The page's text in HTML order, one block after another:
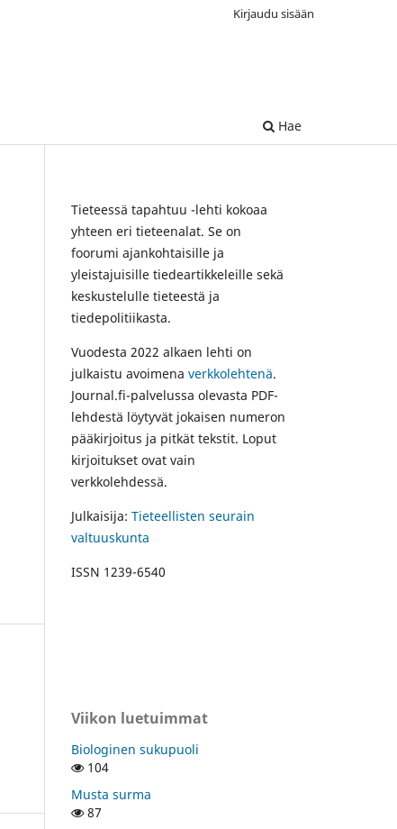
Hae
Kirjaudu sisään
Tieteessä tapahtuu -lehti kokoaa
yhteen eri tieteenalat. Se on
foorumi ajankohtaisille ja
yleistajuisille tiedeartikkeleille sekä
keskustelulle tieteestä ja
tiedepolitiikasta.
Vuodesta 2022 alkaen lehti on
julkaistu avoimena verkkolehtenä.
Journal.fi-palvelussa olevasta PDF-
lehdestä löytyvät jokaisen numeron
pääkirjoitus ja pitkät tekstit. Loput
kirjoitukset ovat vain
verkkolehdessä.
Julkaisija: Tieteellisten seurain
valtuuskunta
ISSN 1239-6540
Viikon luetuimmat
Biologinen sukupuoli
104
Musta surma
87